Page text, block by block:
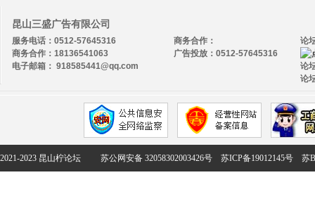
昆山三盛广告有限公司
服务电话：0512-57645316
商务合作：18136541063
电子邮箱： 918585441@qq.com
论
论
论
商务合作：
广告投放：0512-57645316
2021-2023 昆山柠论坛 苏公网安备 32058302003426号 苏ICP备19012145号 苏